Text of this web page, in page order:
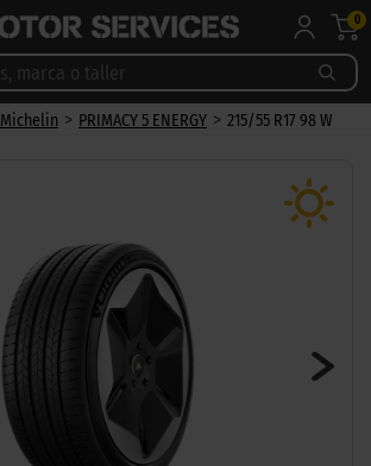
0
Michelin > PRIMACY 5 ENERGY > 215/55 R17 98 W